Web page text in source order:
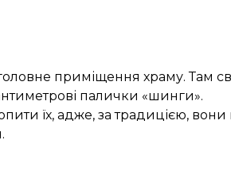
головне приміщення храму. Там
палички «шинги».
їх, адже, за традицією, вони